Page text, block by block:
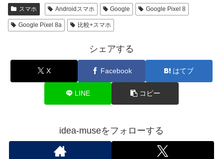
スマホ Androidスマホ Google Google Pixel 8
Google Pixel 8a 比較+スマホ
シェアする
X Facebook はてブ
LINE コピー
idea-museをフォローする